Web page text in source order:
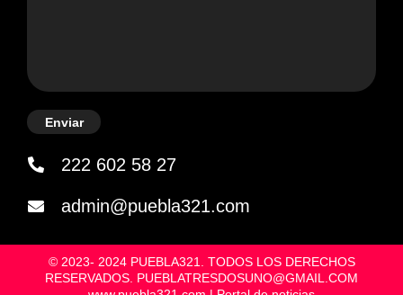
Enviar
222 602 58 27
admin@puebla321.com
© 2023- 2024 PUEBLA321. TODOS LOS DERECHOS
RESERVADOS. PUEBLATRESDOSUNO@GMAIL.COM